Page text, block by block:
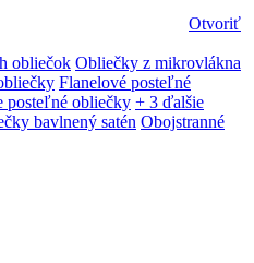
Otvoriť
obliečok Obliečky z mikrovlákna
Flanelové posteľné
posteľné obliečky + 3 ďalšie
bavlnený satén Obojstranné